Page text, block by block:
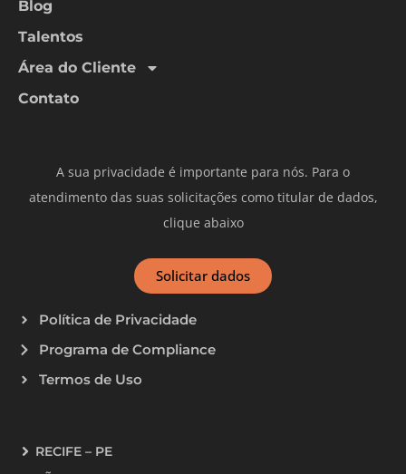
Blog
Talentos
Área do Cliente
Contato
A sua privacidade é importante para nós. Para o
atendimento das suas solicitações como titular de dados,
clique abaixo
Solicitar dados
Política de Privacidade
Programa de Compliance
Termos de Uso
RECIFE – PE